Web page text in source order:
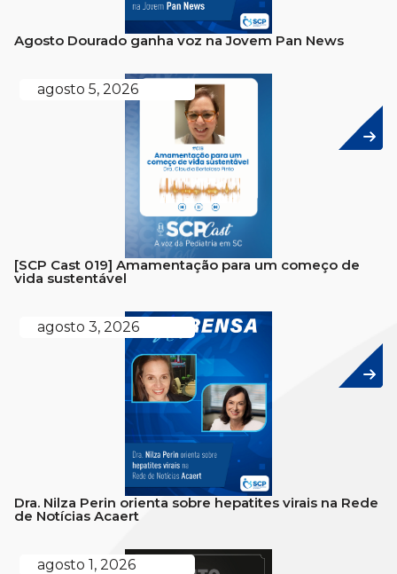
Agosto Dourado ganha voz na Jovem Pan News
agosto 5, 2026
[SCP Cast 019] Amamentação para um começo de
vida sustentável
agosto 3, 2026
Dra. Nilza Perin orienta sobre hepatites virais na Rede
de Notícias Acaert
agosto 1, 2026